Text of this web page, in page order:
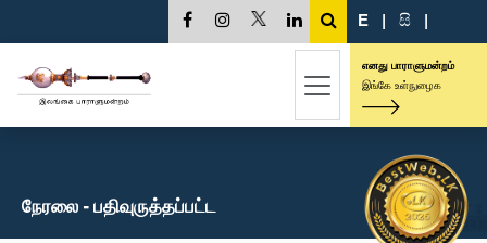
E | සි |
எனது பாராளுமன்றம்
இங்கே உள்நுழைக
நேரலை - பதிவுருத்தப்பட்ட